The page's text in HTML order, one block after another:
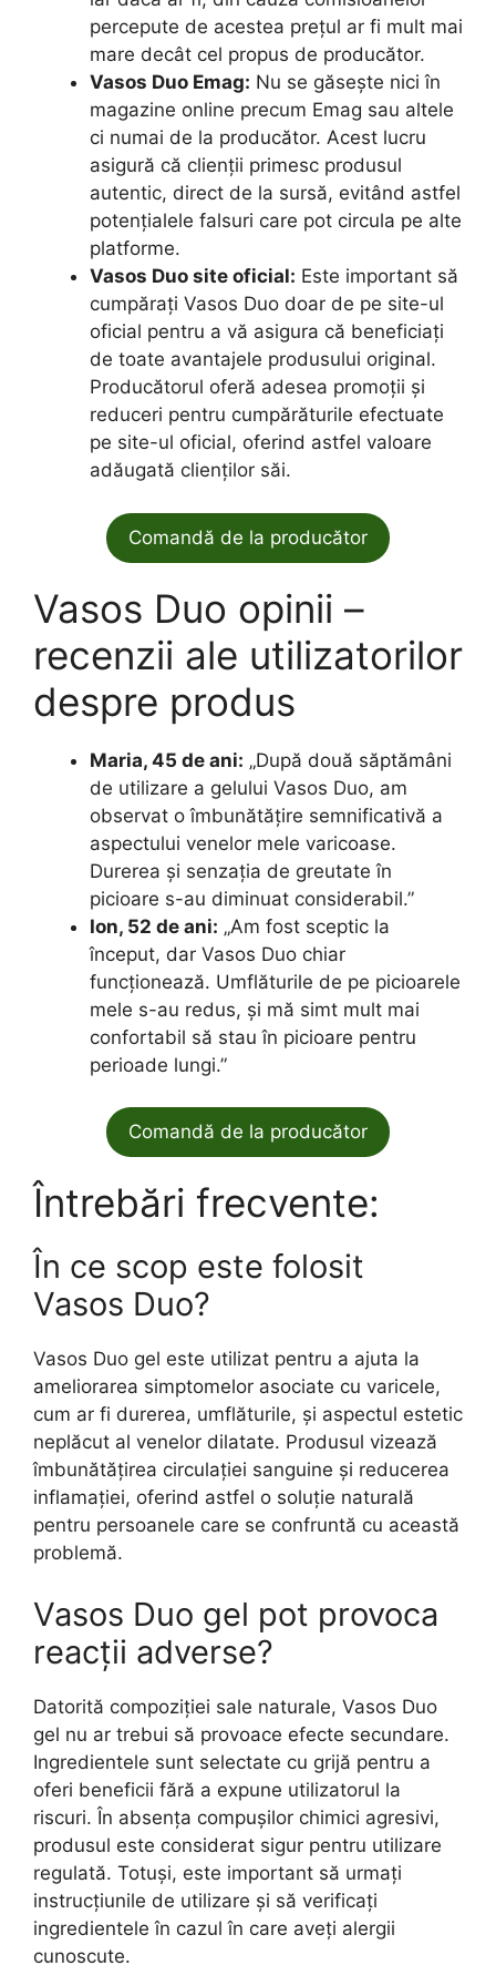
percepute de acestea prețul ar fi mult mai
mare decât cel propus de producător.
Vasos Duo Emag: Nu se găsește nici în
magazine online precum Emag sau altele
ci numai de la producător. Acest lucru
asigură că clienții primesc produsul
autentic, direct de la sursă, evitând astfel
potențialele falsuri care pot circula pe alte
platforme.
Vasos Duo site oficial: Este important să
cumpărați Vasos Duo doar de pe site-ul
oficial pentru a vă asigura că beneficiați
de toate avantajele produsului original.
Producătorul oferă adesea promoții și
reduceri pentru cumpărăturile efectuate
pe site-ul oficial, oferind astfel valoare
adăugată clienților săi.
Comandă de la producător
Vasos Duo opinii –
recenzii ale utilizatorilor
despre produs
Maria, 45 de ani: „După două săptămâni
de utilizare a gelului Vasos Duo, am
observat o îmbunătățire semnificativă a
aspectului venelor mele varicoase.
Durerea și senzația de greutate în
picioare s-au diminuat considerabil.”
Ion, 52 de ani: „Am fost sceptic la
început, dar Vasos Duo chiar
funcționează. Umflăturile de pe picioarele
mele s-au redus, și mă simt mult mai
confortabil să stau în picioare pentru
perioade lungi.”
Comandă de la producător
Întrebări frecvente:
În ce scop este folosit
Vasos Duo?
Vasos Duo gel este utilizat pentru a ajuta la
ameliorarea simptomelor asociate cu varicele,
cum ar fi durerea, umflăturile, și aspectul estetic
neplăcut al venelor dilatate. Produsul vizează
îmbunătățirea circulației sanguine și reducerea
inflamației, oferind astfel o soluție naturală
pentru persoanele care se confruntă cu această
problemă.
Vasos Duo gel pot provoca
reacții adverse?
Datorită compoziției sale naturale, Vasos Duo
gel nu ar trebui să provoace efecte secundare.
Ingredientele sunt selectate cu grijă pentru a
oferi beneficii fără a expune utilizatorul la
riscuri. În absența compușilor chimici agresivi,
produsul este considerat sigur pentru utilizare
regulată. Totuși, este important să urmați
instrucțiunile de utilizare și să verificați
ingredientele în cazul în care aveți alergii
cunoscute.